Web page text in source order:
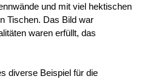
und mit viel hektischen
Tischen. Das Bild war
waren erfüllt, das
diverse Beispiel für die